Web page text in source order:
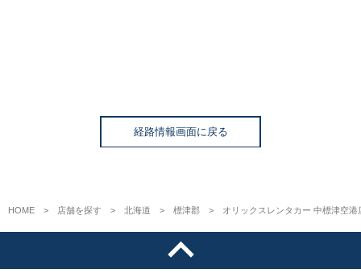
経路情報画面に戻る
HOME 店舗を探す 北海道 標津郡 オリックスレンタカー 中標津空港